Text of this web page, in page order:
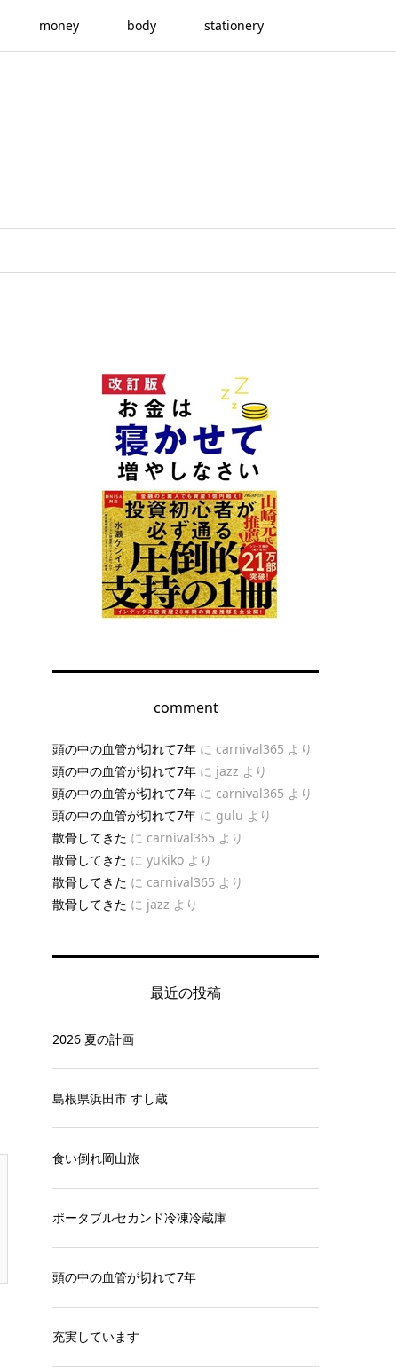
money body stationery
comment
頭の中の血管が切れて7年 に carnival365 より
頭の中の血管が切れて7年 に jazz より
頭の中の血管が切れて7年 に carnival365 より
頭の中の血管が切れて7年 に gulu より
散骨してきた に carnival365 より
散骨してきた に yukiko より
散骨してきた に carnival365 より
散骨してきた に jazz より
最近の投稿
2026 夏の計画
島根県浜田市 すし蔵
食い倒れ岡山旅
ポータブルセカンド冷凍冷蔵庫
頭の中の血管が切れて7年
充実しています